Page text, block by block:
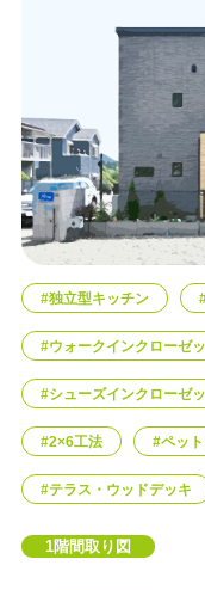
#独立型キッチン
#ウォークインクローゼ
#シューズインクローゼ
#2×6工法 #ペッ
#テラス・ウッドデッキ
1階間取り図